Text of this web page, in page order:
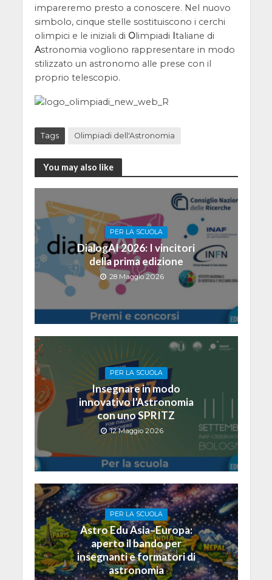
impareremo presto a conoscere. Nel nuovo
simbolo, cinque stelle sostituiscono i cerchi
olimpici e le iniziali di Olimpiadi Italiane di
Astronomia vogliono rappresentare in modo
stilizzato un astronomo alle prese con il
proprio telescopio.
Tags Olimpiadi dell'Astronomia
You may also like
PER LA SCUOLA
DialogAI 2026: I vincitori
della prima edizione
28 Maggio 2026
PER LA SCUOLA
Insegnare in modo
innovativo l’Astronomia
con uno SPRITZ
12 Maggio 2026
PER LA SCUOLA
Astro Edu Asia–Europa:
aperto il bando per
insegnanti e formatori di
astronomia